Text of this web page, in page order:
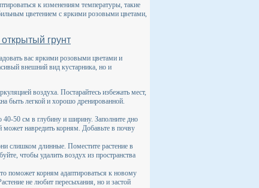
к изменениям температуры, такие
цветением с яркими розовыми цветами,
грунт
вас яркими розовыми цветами и
внешний вид кустарника, но и
воздуха. Постарайтесь избежать мест,
быть легкой и хорошо дренированной.
40-50 см в глубину и ширину. Заполните дно
навредить корням. Добавьте в почву
слишком длинные. Поместите растение в
чтобы удалить воздух из пространства
поможет корням адаптироваться к новому
не любит пересыхания, но и застой